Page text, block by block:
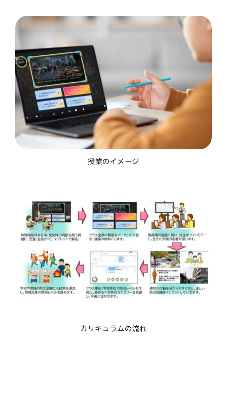
授業のイメージ
カリキュラムの流れ